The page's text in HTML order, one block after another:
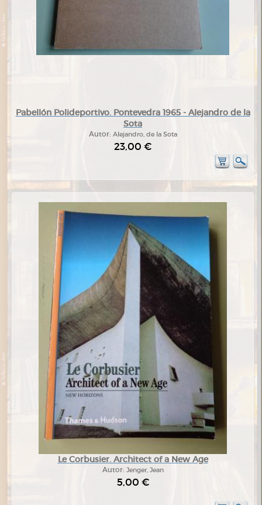
Pabellón Polideportivo. Pontevedra 1965 - Alejandro de la
Sota
Autor: Alejandro, de la Sota
23,00 €
Le Corbusier. Architect of a New Age
Autor: Jenger, Jean
5,00 €